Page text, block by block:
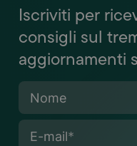
Iscriviti per
consigli sul
aggiornamenti
Nome
E-mail*